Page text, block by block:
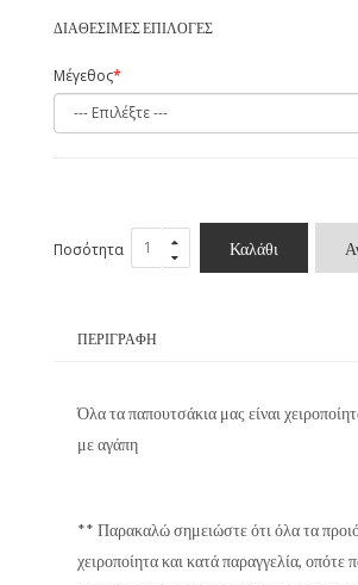
ΔΙΑΘΈΣΙΜΕΣ ΕΠΙΛΟΓΈΣ
Μέγεθος
Ποσότητα Καλάθι
ΠΕΡΙΓΡΑΦΉ
Όλα τα παπουτσάκια μας είναι
με αγάπη
** Παρακαλώ σημειώστε ότι όλα τα
χειροποίητα και κατά παραγγελία, οπότε